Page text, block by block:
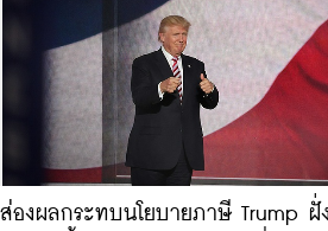
ส่องผลกระทบนโยบายภาษี Trump